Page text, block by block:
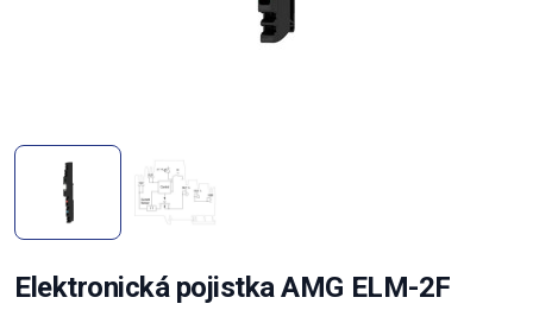
Elektronická pojistka AMG ELM-2F